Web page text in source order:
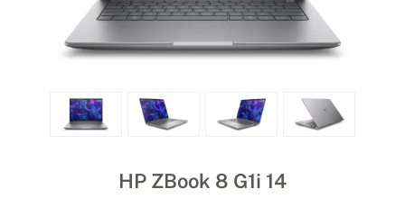
HP ZBook 8 G1i 14